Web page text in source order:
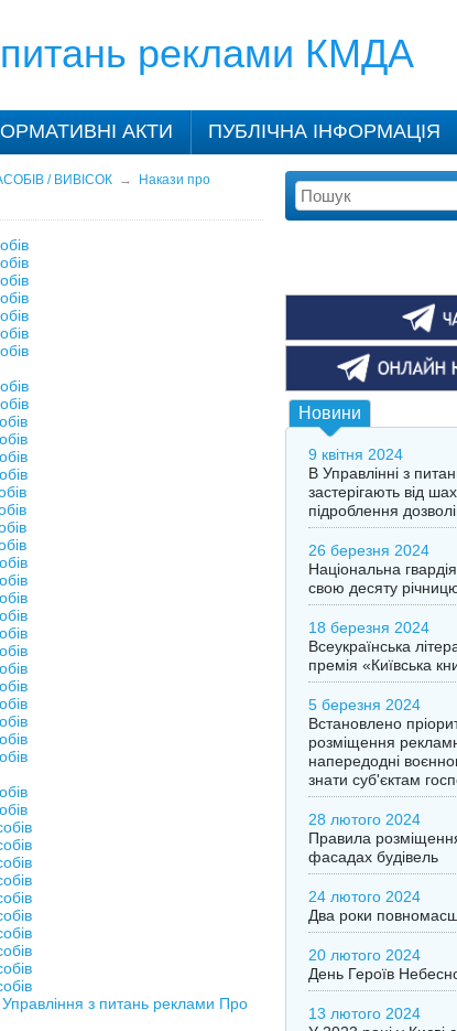
питань реклами КМДА
АКТИ ПУБЛІЧНА ІНФОРМАЦІЯ
/ ВИВІСОК→
Накази про
з питань реклами Про
Новини
9 квітня 2024
В Управлінні з
застерігають від
підроблення
26 березня 2024
Національна
свою десяту
18 березня 2024
Всеукраїнська
премія «Київська
5 березня 2024
Встановлено
розміщення
напередодні
знати суб'єктам
28 лютого 2024
Правила
фасадах будівель
24 лютого 2024
Два роки
20 лютого 2024
День Героїв
13 лютого 2024